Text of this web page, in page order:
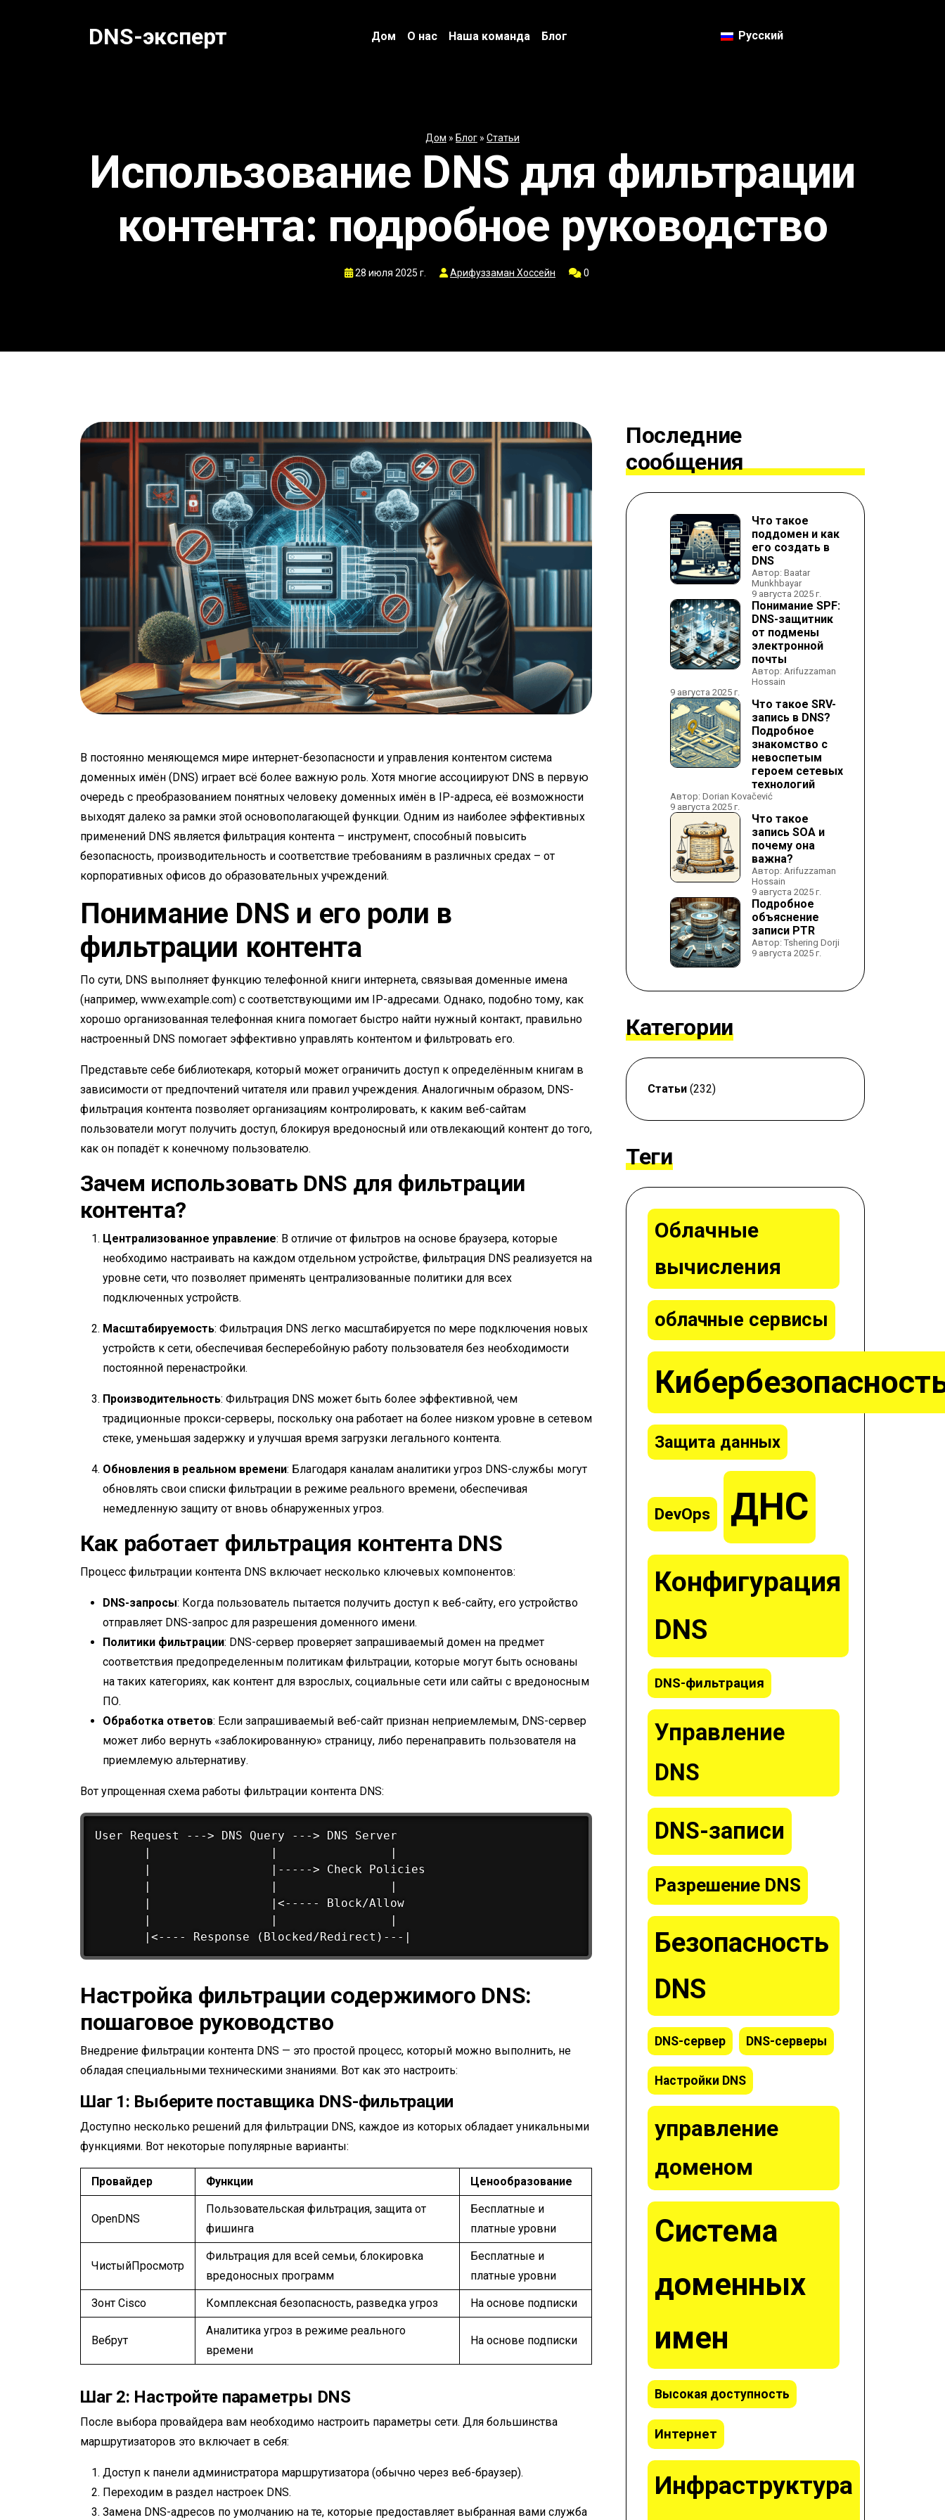
DNS-эксперт Дом О нас Наша команда Блог Русский
Дом » Блог » Статьи
Использование DNS для фильтрации
контента: подробное руководство
28 июля 2025 г. Арифуззаман Хоссейн 0
В постоянно меняющемся мире интернет-безопасности и управления контентом система
доменных имён (DNS) играет всё более важную роль. Хотя многие ассоциируют DNS в первую
очередь с преобразованием понятных человеку доменных имён в IP-адреса, её возможности
выходят далеко за рамки этой основополагающей функции. Одним из наиболее эффективных
применений DNS является фильтрация контента – инструмент, способный повысить
безопасность, производительность и соответствие требованиям в различных средах – от
корпоративных офисов до образовательных учреждений.
Понимание DNS и его роли в
фильтрации контента
По сути, DNS выполняет функцию телефонной книги интернета, связывая доменные имена
(например, www.example.com) с соответствующими им IP-адресами. Однако, подобно тому, как
хорошо организованная телефонная книга помогает быстро найти нужный контакт, правильно
настроенный DNS помогает эффективно управлять контентом и фильтровать его.
Представьте себе библиотекаря, который может ограничить доступ к определённым книгам в
зависимости от предпочтений читателя или правил учреждения. Аналогичным образом, DNS-
фильтрация контента позволяет организациям контролировать, к каким веб-сайтам
пользователи могут получить доступ, блокируя вредоносный или отвлекающий контент до того,
как он попадёт к конечному пользователю.
Зачем использовать DNS для фильтрации
контента?
Централизованное управление: В отличие от фильтров на основе браузера, которые
необходимо настраивать на каждом отдельном устройстве, фильтрация DNS реализуется на
уровне сети, что позволяет применять централизованные политики для всех
подключенных устройств.
Масштабируемость: Фильтрация DNS легко масштабируется по мере подключения новых
устройств к сети, обеспечивая бесперебойную работу пользователя без необходимости
постоянной перенастройки.
Производительность: Фильтрация DNS может быть более эффективной, чем
традиционные прокси-серверы, поскольку она работает на более низком уровне в сетевом
стеке, уменьшая задержку и улучшая время загрузки легального контента.
Обновления в реальном времени: Благодаря каналам аналитики угроз DNS-службы могут
обновлять свои списки фильтрации в режиме реального времени, обеспечивая
немедленную защиту от вновь обнаруженных угроз.
Как работает фильтрация контента DNS
Процесс фильтрации контента DNS включает несколько ключевых компонентов:
DNS-запросы: Когда пользователь пытается получить доступ к веб-сайту, его устройство
отправляет DNS-запрос для разрешения доменного имени.
Политики фильтрации: DNS-сервер проверяет запрашиваемый домен на предмет
соответствия предопределенным политикам фильтрации, которые могут быть основаны
на таких категориях, как контент для взрослых, социальные сети или сайты с вредоносным
ПО.
Обработка ответов: Если запрашиваемый веб-сайт признан неприемлемым, DNS-сервер
может либо вернуть «заблокированную» страницу, либо перенаправить пользователя на
приемлемую альтернативу.
Вот упрощенная схема работы фильтрации контента DNS:
User Request ---> DNS Query ---> DNS Server
       |                 |                |
       |                 |-----> Check Policies
       |                 |                |
       |                 |<----- Block/Allow
       |                 |                |
Настройка фильтрации содержимого DNS:
пошаговое руководство
Внедрение фильтрации контента DNS — это простой процесс, который можно выполнить, не
обладая специальными техническими знаниями. Вот как это настроить:
Шаг 1: Выберите поставщика DNS-фильтрации
Доступно несколько решений для фильтрации DNS, каждое из которых обладает уникальными
функциями. Вот некоторые популярные варианты:
Провайдер Функции Ценообразование
OpenDNS
Пользовательская фильтрация, защита от
фишинга
Бесплатные и
платные уровни
ЧистыйПросмотр
Фильтрация для всей семьи, блокировка
вредоносных программ
Бесплатные и
платные уровни
Зонт Cisco Комплексная безопасность, разведка угроз На основе подписки
Вебрут
Аналитика угроз в режиме реального
времени
На основе подписки
Шаг 2: Настройте параметры DNS
После выбора провайдера вам необходимо настроить параметры сети. Для большинства
маршрутизаторов это включает в себя:
Доступ к панели администратора маршрутизатора (обычно через веб-браузер).
Переходим в раздел настроек DNS.
Замена DNS-адресов по умолчанию на те, которые предоставляет выбранная вами служба
Последние
сообщения
Что такое
поддомен и как
его создать в
DNS
Автор: Baatar
Munkhbayar
9 августа 2025 г.
Понимание SPF:
DNS-защитник
от подмены
электронной
почты
Автор: Arifuzzaman
Hossain
9 августа 2025 г.
Что такое SRV-
запись в DNS?
Подробное
знакомство с
невоспетым
героем сетевых
технологий
Автор: Dorian Kovačević
9 августа 2025 г.
Что такое
запись SOA и
почему она
важна?
Автор: Arifuzzaman
Hossain
9 августа 2025 г.
Подробное
объяснение
записи PTR
Автор: Tshering Dorji
9 августа 2025 г.
Категории
Статьи (232)
Теги
Облачные
вычисления
облачные сервисы
Защита данных
DevOps ДНС
Конфигурация
DNS
DNS-фильтрация
Управление
DNS
DNS-записи
Разрешение DNS
Безопасность
DNS
DNS-сервер DNS-серверы
Настройки DNS
управление
доменом
Система
доменных
имен
Высокая доступность
Интернет
Инфраструктура